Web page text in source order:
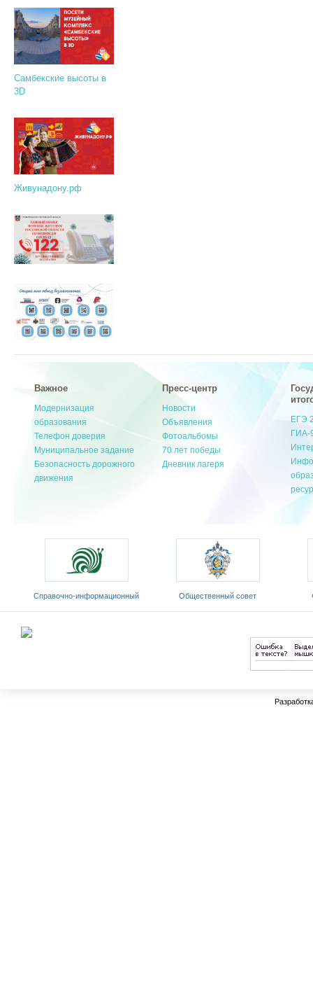
Самбекские высоты в
3D
Живунадону.рф
Важное
Модернизация
образования
Телефон доверия
Муниципальное задание
Безопасность дорожного
движения
Пресс-центр
Новости
Объявления
Фотоальбомы
70 лет победы
Дневник лагеря
ЕГЭ
ГИА-
Cправочно-информационный
портал «Русский язык»
Общественный совет
Министерства образования и